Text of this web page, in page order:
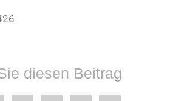
diesen Beitrag